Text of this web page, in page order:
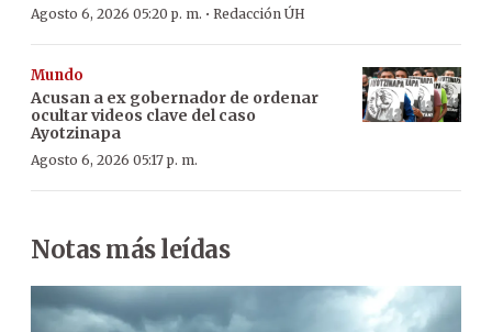
Agosto 6, 2026 05:20 p. m. · Redacción ÚH
Mundo
Acusan a ex gobernador de ordenar
ocultar videos clave del caso
Ayotzinapa
Agosto 6, 2026 05:17 p. m.
Notas más leídas